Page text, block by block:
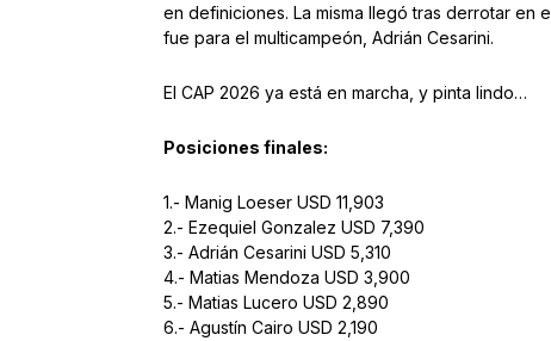
en definiciones. La misma llegó tras derrotar en
fue para el multicampeón, Adrián Cesarini.
El CAP 2026 ya está en marcha, y pinta lindo…
Posiciones finales:
1.- Manig Loeser USD 11,903
2.- Ezequiel Gonzalez USD 7,390
3.- Adrián Cesarini USD 5,310
4.- Matias Mendoza USD 3,900
5.- Matias Lucero USD 2,890
6.- Agustín Cairo USD 2,190